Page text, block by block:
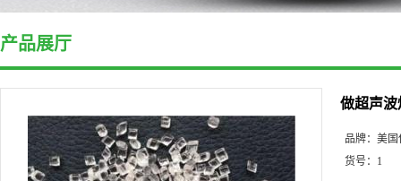
产品展厅
做超声
品牌： 美国
货号： 1